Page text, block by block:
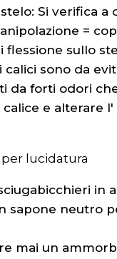
Si verifica a
=
flessione sullo
calici sono da
da forti odori
e alterare
lucidatura
in
sapone neutro
mai un